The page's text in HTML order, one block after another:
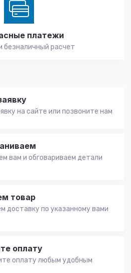
платежи
безналичный расчет
на сайте или позвоните нам
вам и обговариваем детали
товар
доставку по указанному вами
оплату
оплату любым удобным